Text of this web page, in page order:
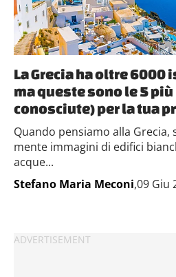
La Grecia ha oltre 6000
ma queste sono le 5
conosciute) per la tua
Quando pensiamo alla Grecia,
mente immagini di edifici
acque...
Stefano Maria Meconi,09 Giu